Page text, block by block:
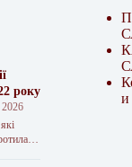
року
и